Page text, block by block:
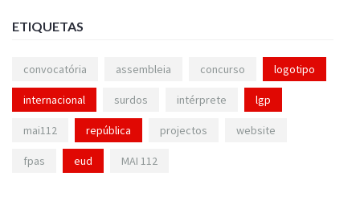
ETIQUETAS
convocatória assembleia concurso logotipo
internacional surdos intérprete lgp
mai112 república projectos website
fpas eud MAI 112